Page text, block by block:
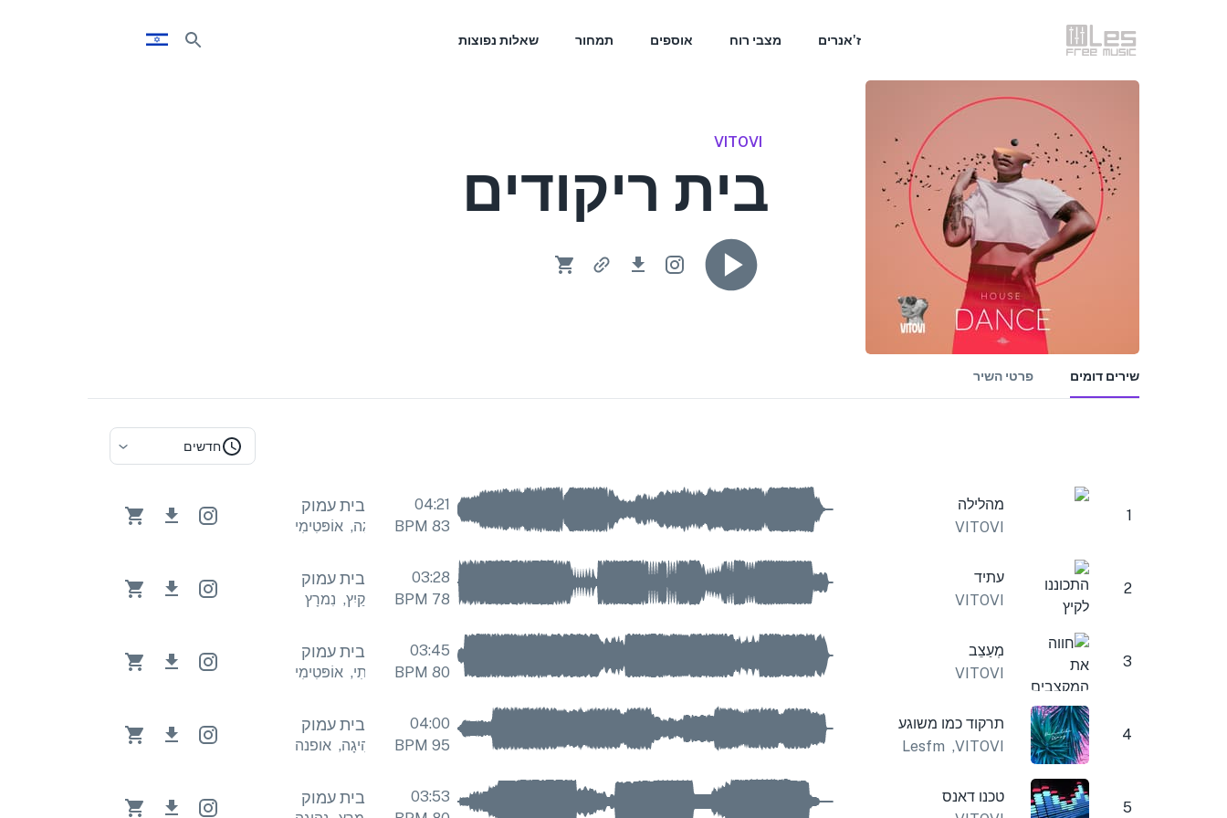
ז'אנרים מצבי רוח אוספים תמחור שאלות נפוצות
VITOVI
בית ריקודים
שירים דומים פרטי השיר
חדשים
1
מהלילה
VITOVI
04:21
83
BPM
בית עמוק
נְהִיגָה, אוֹפּטִימִי נְהִיגָה אוֹפּטִימִי נְהִיגָה, אוֹפּטִימִי
2
עתיד
VITOVI
03:28
78
בית עמוק
קַיִץ, נִמרָץ
3
מְעַצֵב
VITOVI
03:45
80
BPM
בית עמוק
הֲנָעָתִי, אוֹפּטִימִי הֲנָעָתִי אוֹפּטִימִי הֲנָעָתִי, אוֹפּטִימִי
4
תרקוד כמו משוגע
VITOVI
,
Lesfm
04:00
95
BPM
בית עמוק
נְהִיגָה, אופנה נְהִיגָה, אופנה נְהִיגָה, אופנה
5
טכנו דאנס
03:53
בית עמוק